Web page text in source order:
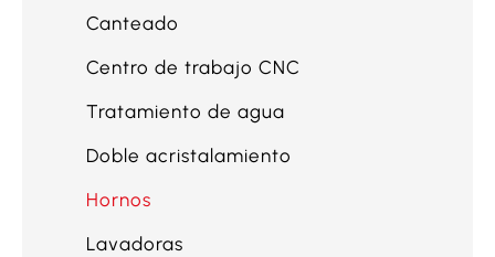
Canteado
Centro de trabajo CNC
Tratamiento de agua
Doble acristalamiento
Hornos
Lavadoras